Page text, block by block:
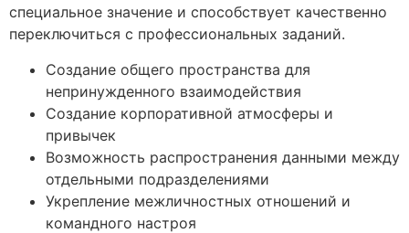
специальное значение и способствует качественно
переключиться с профессиональных заданий.
Создание общего пространства для
непринужденного взаимодействия
Создание корпоративной атмосферы и
привычек
Возможность распространения данными между
отдельными подразделениями
Укрепление межличностных отношений и
командного настроя